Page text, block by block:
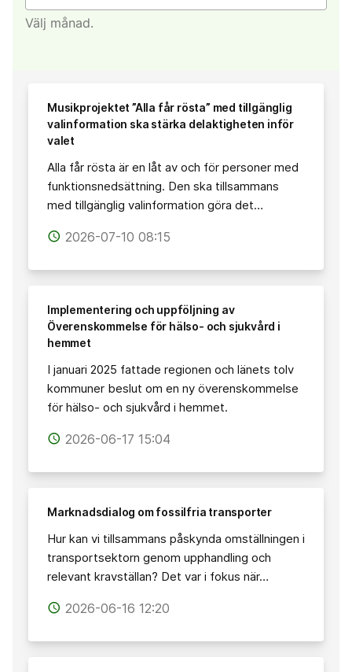
Välj månad.
Musikprojektet ”Alla får rösta” med tillgänglig
valinformation ska stärka delaktigheten inför
valet
Alla får rösta är en låt av och för personer med
funktionsnedsättning. Den ska tillsammans
med tillgänglig valinformation göra det…
access_time 2026-07-10 08:15
Implementering och uppföljning av
Överenskommelse för hälso- och sjukvård i
hemmet
I januari 2025 fattade regionen och länets tolv
kommuner beslut om en ny överenskommelse
för hälso- och sjukvård i hemmet.
access_time 2026-06-17 15:04
Marknadsdialog om fossilfria transporter
Hur kan vi tillsammans påskynda omställningen i
transportsektorn genom upphandling och
relevant kravställan? Det var i fokus när…
access_time 2026-06-16 12:20